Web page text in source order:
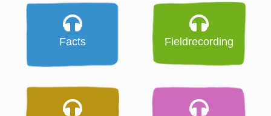
Facts Fieldrecording